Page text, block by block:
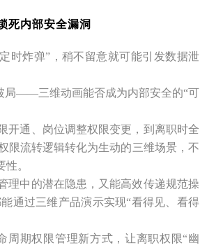
死内部安全漏洞
时炸弹”，稍不留意就可能引发数据泄
局——三维动画能否成为内部安全的“可
开通、岗位调整权限变更，到离职时全
限流转逻辑转化为生动的三维场景，不
。
理中的潜在隐患，又能高效传递规范操
通过三维产品演示实现“看得见、看得
周期权限管理新方式，让离职权限“幽